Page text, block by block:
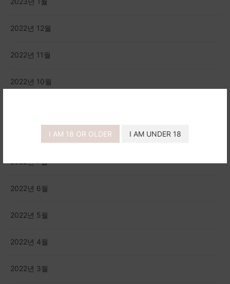
I AM 18 OR OLDER I AM UNDER 18
2022년 12월
2022년 11월
2022년 10월
2022년 7월
2022년 6월
2022년 5월
2022년 4월
2022년 3월